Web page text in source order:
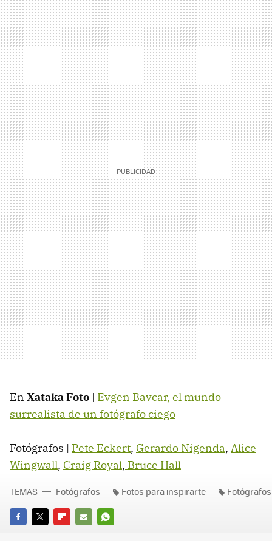
En Xataka Foto | Evgen Bavcar, el mundo
surrealista de un fotógrafo ciego
Fotógrafos | Pete Eckert, Gerardo Nigenda, Alice
Wingwall, Craig Royal, Bruce Hall
FACEBOOK
TWITTERFLIPBOARD
E-
WHATSAPP
TEMAS Fotógrafos Fotos para inspirarte